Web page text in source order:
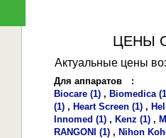
ЦЕНЫ
Актуальные цены
Для аппаратов
:
Biocare (1) , Biomedica
(1) , Heart Screen (1) ,
Innomed (1) , Kenz (1) ,
RANGONI (1) , Nihon